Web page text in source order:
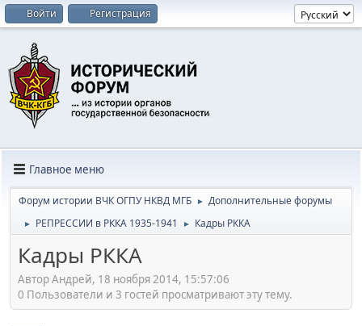
Войти Регистрация
Главное меню
Форум истории ВЧК ОГПУ НКВД МГБ ► Дополнительные форумы
► РЕПРЕССИИ в РККА 1935-1941 ► Кадры РККА
Кадры РККА
Автор Андрей, 18 ноября 2014, 15:57:06
0 Пользователи и 3 гостей просматривают эту тему.